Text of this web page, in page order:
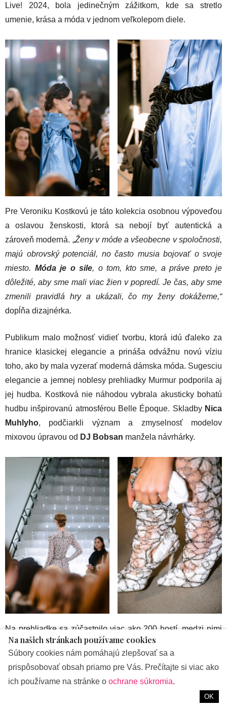
Live! 2024, bola jedinečným zážitkom, kde sa stretlo
umenie, krása a móda v jednom veľkolepom diele.
Pre Veroniku Kostkovú je táto kolekcia osobnou výpoveďou
a oslavou ženskosti, ktorá sa nebojí byť autentická a
zároveň moderná. „Ženy v móde a všeobecne v spoločnosti,
majú obrovský potenciál, no často musia bojovať o svoje
miesto. Móda je o sile, o tom, kto sme, a práve preto je
dôležité, aby sme mali viac žien v popredí. Je čas, aby sme
zmenili pravidlá hry a ukázali, čo my ženy dokážeme,“
dopĺňa dizajnérka.
Publikum malo možnosť vidieť tvorbu, ktorá idú ďaleko za
hranice klasickej elegancie a prináša odvážnu novú víziu
toho, ako by mala vyzerať moderná dámska móda. Sugesciu
elegancie a jemnej noblesy prehliadky Murmur podporila aj
jej hudba. Kostková nie náhodou vybrala akusticky bohatú
hudbu inšpirovanú atmosférou Belle Époque. Skladby Nica
Muhlyho, podčiarkli význam a zmyselnosť modelov
mixovou úpravou od DJ Bobsan manžela návrhárky.
Na prehliadke sa zúčastnilo viac ako 200 hostí, medzi nimi
mnohé známe osobnosti slovenského showbiznisu a kultúry.
Medzi prítomnými nechýbali Ema Fajnor, Ema Klein, Zdeno
Gáfrik, Jena Šimková, Lucia Hlaváčková, Lucia Hurajová či
ikonická fotografka Milota Havránková.
Na našich stránkach používame cookies
Súbory cookies nám pomáhajú zlepšovať sa a
prispôsobovať obsah priamo pre Vás. Prečítajte si viac ako
ich používame na stránke o ochrane súkromia.
OK